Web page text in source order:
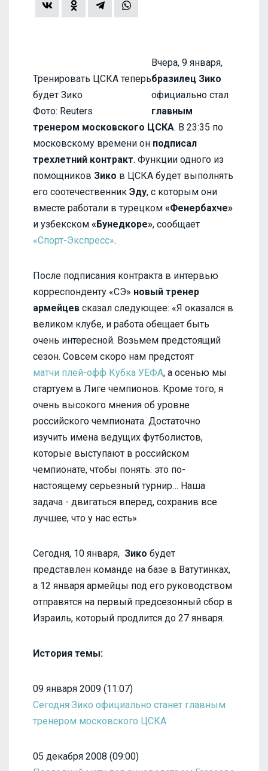
Тренировать ЦСКА теперь
будет Зико
Фото: Reuters
Вчера, 9 января,
бразилец Зико
официально стал
главным
тренером московского ЦСКА. В 23:35 по
московскому времени он подписал
трехлетний контракт. Функции одного из
помощников Зико в ЦСКА будет выполнять
его соотечественник Эду, с которым они
вместе работали в турецком «Фенербахче»
и узбекском «Бунедкоре», сообщает
«Спорт-Экспресс».
После подписания контракта в интервью
корреспонденту «СЭ» новый тренер
армейцев сказал следующее: «Я оказался в
великом клубе, и работа обещает быть
очень интересной. Возьмем предстоящий
сезон. Совсем скоро нам предстоят
матчи плей-офф Кубка УЕФА, а осенью мы
стартуем в Лиге чемпионов. Кроме того, я
очень высокого мнения об уровне
российского чемпионата. Достаточно
изучить имена ведущих футболистов,
которые выступают в российском
чемпионате, чтобы понять: это по-
настоящему серьезный турнир… Наша
задача - двигаться вперед, сохранив все
лучшее, что у нас есть».
Сегодня, 10 января, Зико будет
представлен команде на базе в Ватутинках,
а 12 января армейцы под его руководством
отправятся на первый предсезонный сбор в
Израиль, который продлится до 27 января.
История темы:
09 января 2009 (11:07)
Сегодня Зико официально станет главным
тренером московского ЦСКА
05 декабря 2008 (09:00)